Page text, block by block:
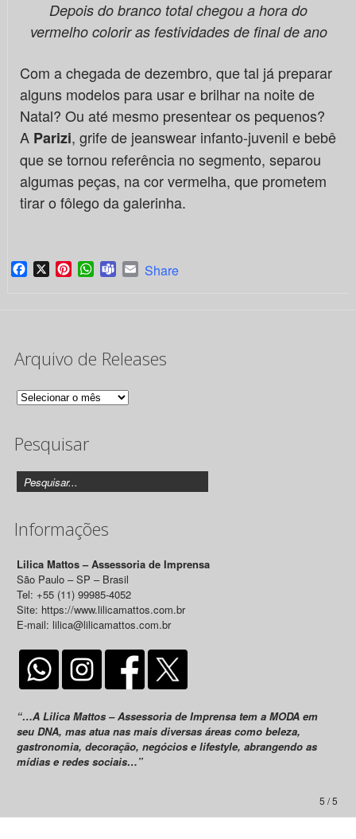
Depois do branco total chegou a hora do
vermelho colorir as festividades de final de ano
Com a chegada de dezembro, que tal já preparar
alguns modelos para usar e brilhar na noite de
Natal? Ou até mesmo presentear os pequenos?
A Parizi, grife de jeanswear infanto-juvenil e bebê
que se tornou referência no segmento, separou
algumas peças, na cor vermelha, que prometem
tirar o fôlego da galerinha.
Facebook
X PinterestWhatsApp
TeamsEmail
Share
Arquivo de Releases
Arquivo
Releases
Pesquisar
Informações
Lilica Mattos – Assessoria de Imprensa
São Paulo – SP – Brasil
Tel: +55 (11) 99985-4052
Site: https://www.lilicamattos.com.br
E-mail: lilica@lilicamattos.com.br
“…A Lilica Mattos – Assessoria de Imprensa tem a MODA em
seu DNA, mas atua nas mais diversas áreas como beleza,
gastronomia, decoração, negócios e lifestyle, abrangendo as
mídias e redes sociais…”
5 / 5